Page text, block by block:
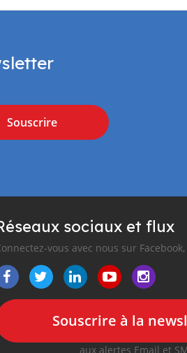
Souscrire
sociaux et flux
vous avec nous sur
Souscrire à la
aux alertes Email et